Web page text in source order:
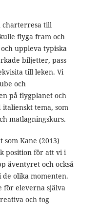
charterresa till
flyga fram och
uppleva typiska
biljetter, pass
till leken. Vi
och
på flygplanet och
tema, som
matlagningskurs.
Kane (2013)
position för att vi i
äventyret och också
olika momenten.
för eleverna själva
och tog